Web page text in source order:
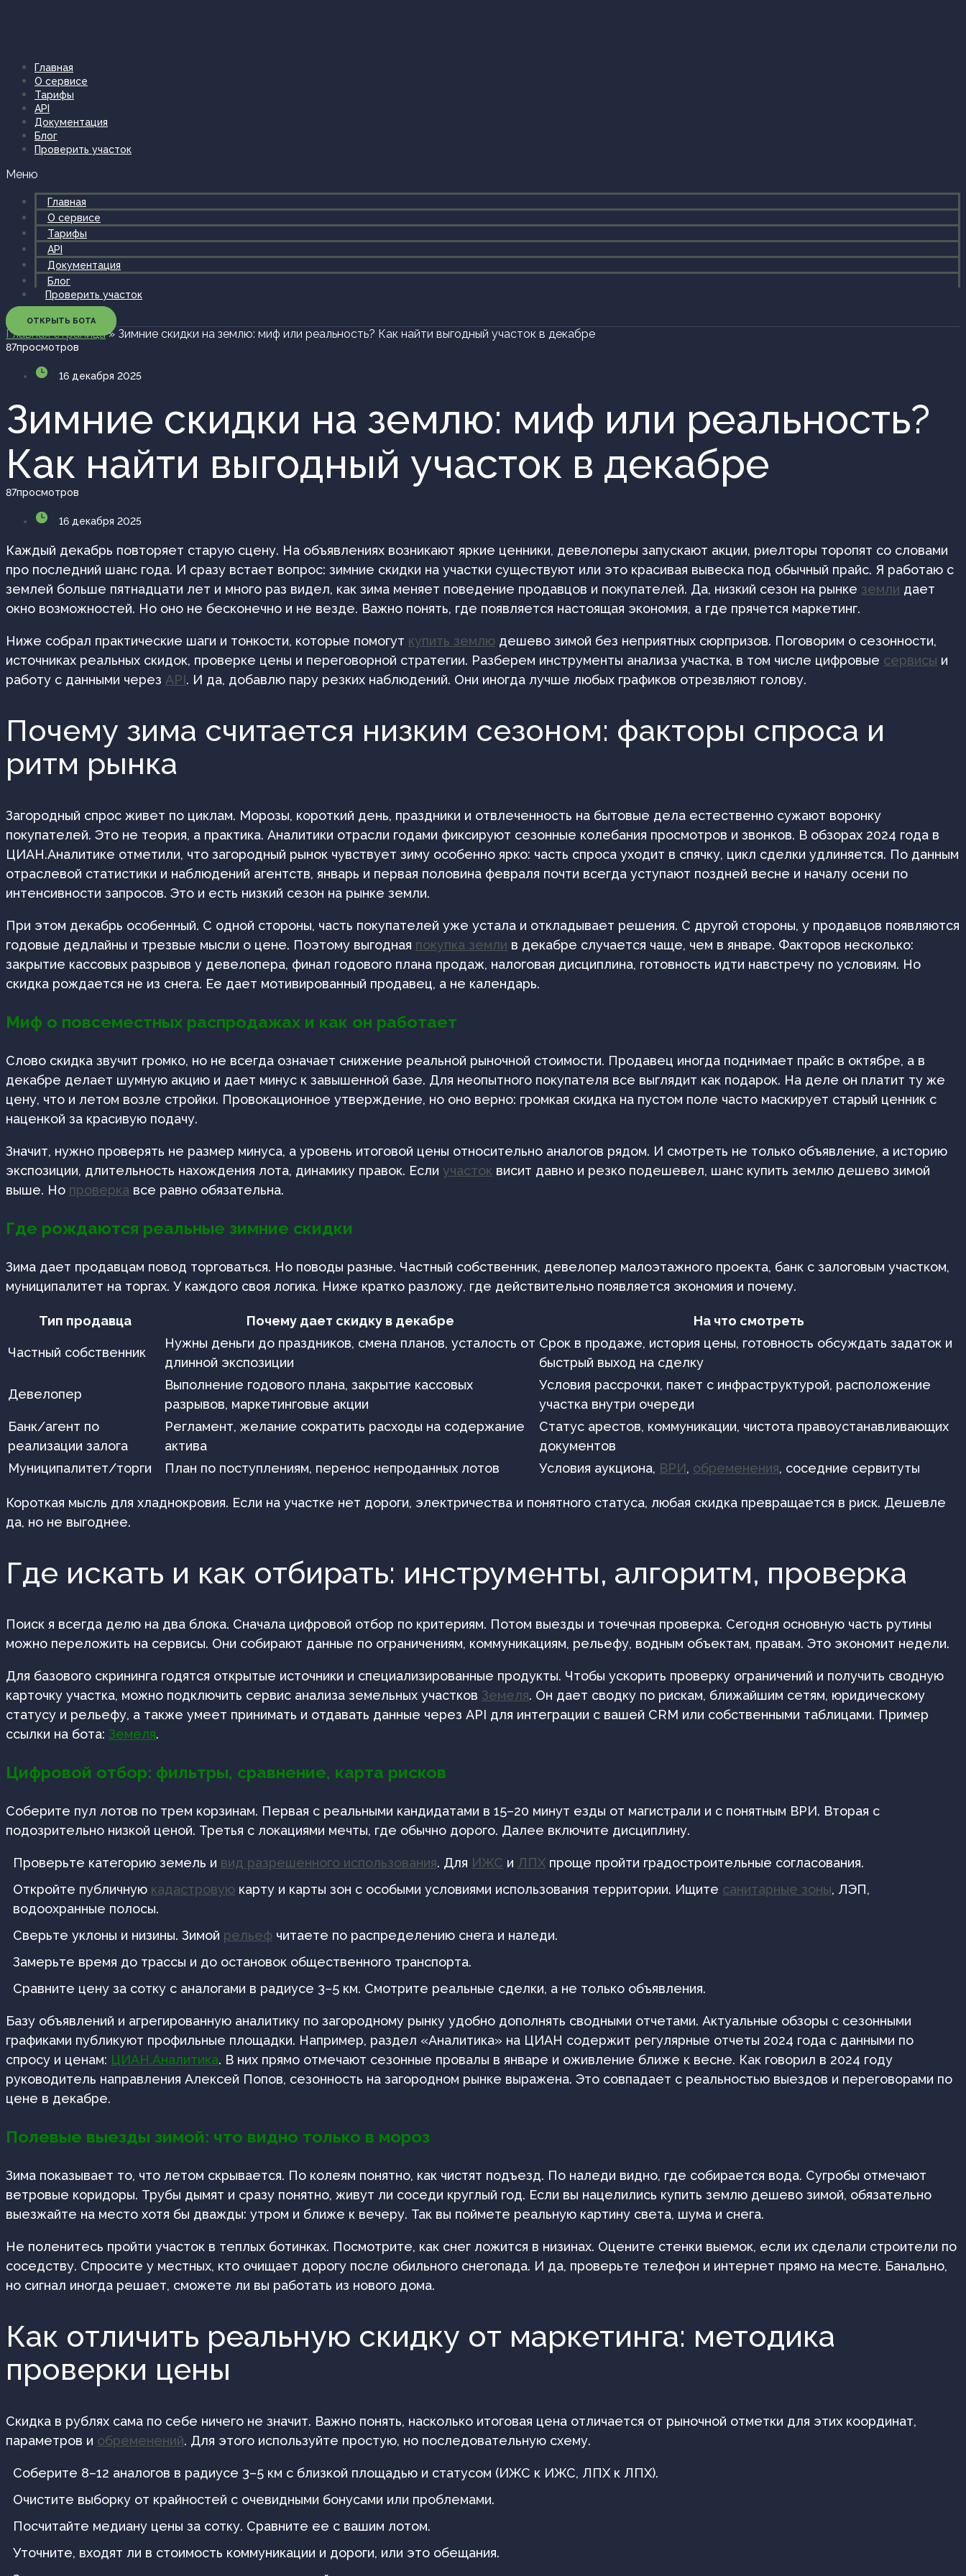
Главная
О сервисе
Тарифы
API
Документация
Блог
Проверить участок
Меню
Главная
О сервисе
Тарифы
API
Документация
Блог
Проверить участок
ОТКРЫТЬ БОТА
Главная страница» Зимние скидки на землю: миф или реальность? Как найти выгодный участок в декабре
просмотров
87
16 декабря 2025
Зимние скидки на землю: миф или реальность?
Как найти выгодный участок в декабре
просмотров
87
16 декабря 2025
Каждый декабрь повторяет старую сцену. На объявлениях возникают яркие ценники, девелоперы запускают акции, риелторы торопят со словами
про последний шанс года. И сразу встает вопрос: зимние скидки на участки существуют или это красивая вывеска под обычный прайс. Я работаю с
землей больше пятнадцати лет и много раз видел, как зима меняет поведение продавцов и покупателей. Да, низкий сезон на рынке земли дает
окно возможностей. Но оно не бесконечно и не везде. Важно понять, где появляется настоящая экономия, а где прячется маркетинг.
Ниже собрал практические шаги и тонкости, которые помогут купить землю дешево зимой без неприятных сюрпризов. Поговорим о сезонности,
источниках реальных скидок, проверке цены и переговорной стратегии. Разберем инструменты анализа участка, в том числе цифровые сервисы и
работу с данными через API. И да, добавлю пару резких наблюдений. Они иногда лучше любых графиков отрезвляют голову.
Почему зима считается низким сезоном: факторы спроса и
ритм рынка
Загородный спрос живет по циклам. Морозы, короткий день, праздники и отвлеченность на бытовые дела естественно сужают воронку
покупателей. Это не теория, а практика. Аналитики отрасли годами фиксируют сезонные колебания просмотров и звонков. В обзорах 2024 года в
ЦИАН.Аналитике отметили, что загородный рынок чувствует зиму особенно ярко: часть спроса уходит в спячку, цикл сделки удлиняется. По данным
отраслевой статистики и наблюдений агентств, январь и первая половина февраля почти всегда уступают поздней весне и началу осени по
интенсивности запросов. Это и есть низкий сезон на рынке земли.
При этом декабрь особенный. С одной стороны, часть покупателей уже устала и откладывает решения. С другой стороны, у продавцов появляются
годовые дедлайны и трезвые мысли о цене. Поэтому выгодная покупка земли в декабре случается чаще, чем в январе. Факторов несколько:
закрытие кассовых разрывов у девелопера, финал годового плана продаж, налоговая дисциплина, готовность идти навстречу по условиям. Но
скидка рождается не из снега. Ее дает мотивированный продавец, а не календарь.
Миф о повсеместных распродажах и как он работает
Слово скидка звучит громко, но не всегда означает снижение реальной рыночной стоимости. Продавец иногда поднимает прайс в октябре, а в
декабре делает шумную акцию и дает минус к завышенной базе. Для неопытного покупателя все выглядит как подарок. На деле он платит ту же
цену, что и летом возле стройки. Провокационное утверждение, но оно верно: громкая скидка на пустом поле часто маскирует старый ценник с
наценкой за красивую подачу.
Значит, нужно проверять не размер минуса, а уровень итоговой цены относительно аналогов рядом. И смотреть не только объявление, а историю
экспозиции, длительность нахождения лота, динамику правок. Если участок висит давно и резко подешевел, шанс купить землю дешево зимой
выше. Но проверка все равно обязательна.
Где рождаются реальные зимние скидки
Зима дает продавцам повод торговаться. Но поводы разные. Частный собственник, девелопер малоэтажного проекта, банк с залоговым участком,
муниципалитет на торгах. У каждого своя логика. Ниже кратко разложу, где действительно появляется экономия и почему.
Тип продавца Почему дает скидку в декабре На что смотреть
Частный собственник
Нужны деньги до праздников, смена планов, усталость от
длинной экспозиции
Срок в продаже, история цены, готовность обсуждать задаток и
быстрый выход на сделку
Девелопер
Выполнение годового плана, закрытие кассовых
разрывов, маркетинговые акции
Условия рассрочки, пакет с инфраструктурой, расположение
участка внутри очереди
Банк/агент по
реализации залога
Регламент, желание сократить расходы на содержание
актива
Статус арестов, коммуникации, чистота правоустанавливающих
документов
Муниципалитет/торги
План по поступлениям, перенос непроданных лотов Условия аукциона, ВРИ, обременения, соседние сервитуты
Короткая мысль для хладнокровия. Если на участке нет дороги, электричества и понятного статуса, любая скидка превращается в риск. Дешевле
да, но не выгоднее.
Где искать и как отбирать: инструменты, алгоритм, проверка
Поиск я всегда делю на два блока. Сначала цифровой отбор по критериям. Потом выезды и точечная проверка. Сегодня основную часть рутины
можно переложить на сервисы. Они собирают данные по ограничениям, коммуникациям, рельефу, водным объектам, правам. Это экономит недели.
Для базового скрининга годятся открытые источники и специализированные продукты. Чтобы ускорить проверку ограничений и получить сводную
карточку участка, можно подключить сервис анализа земельных участков Земеля. Он дает сводку по рискам, ближайшим сетям, юридическому
статусу и рельефу, а также умеет принимать и отдавать данные через API для интеграции с вашей CRM или собственными таблицами. Пример
ссылки на бота: Земеля.
Цифровой отбор: фильтры, сравнение, карта рисков
Соберите пул лотов по трем корзинам. Первая с реальными кандидатами в 15–20 минут езды от магистрали и с понятным ВРИ. Вторая с
подозрительно низкой ценой. Третья с локациями мечты, где обычно дорого. Далее включите дисциплину.
Проверьте категорию земель и вид разрешенного использования. Для ИЖС и ЛПХ проще пройти градостроительные согласования.
Откройте публичную кадастровую карту и карты зон с особыми условиями использования территории. Ищите санитарные зоны, ЛЭП,
водоохранные полосы.
Сверьте уклоны и низины. Зимой рельеф читаете по распределению снега и наледи.
Замерьте время до трассы и до остановок общественного транспорта.
Сравните цену за сотку с аналогами в радиусе 3–5 км. Смотрите реальные сделки, а не только объявления.
Базу объявлений и агрегированную аналитику по загородному рынку удобно дополнять сводными отчетами. Актуальные обзоры с сезонными
графиками публикуют профильные площадки. Например, раздел «Аналитика» на ЦИАН содержит регулярные отчеты 2024 года с данными по
спросу и ценам: ЦИАН.Аналитика. В них прямо отмечают сезонные провалы в январе и оживление ближе к весне. Как говорил в 2024 году
руководитель направления Алексей Попов, сезонность на загородном рынке выражена. Это совпадает с реальностью выездов и переговорами по
цене в декабре.
Полевые выезды зимой: что видно только в мороз
Зима показывает то, что летом скрывается. По колеям понятно, как чистят подъезд. По наледи видно, где собирается вода. Сугробы отмечают
ветровые коридоры. Трубы дымят и сразу понятно, живут ли соседи круглый год. Если вы нацелились купить землю дешево зимой, обязательно
выезжайте на место хотя бы дважды: утром и ближе к вечеру. Так вы поймете реальную картину света, шума и снега.
Не поленитесь пройти участок в теплых ботинках. Посмотрите, как снег ложится в низинах. Оцените стенки выемок, если их сделали строители по
соседству. Спросите у местных, кто очищает дорогу после обильного снегопада. И да, проверьте телефон и интернет прямо на месте. Банально,
но сигнал иногда решает, сможете ли вы работать из нового дома.
Как отличить реальную скидку от маркетинга: методика
проверки цены
Скидка в рублях сама по себе ничего не значит. Важно понять, насколько итоговая цена отличается от рыночной отметки для этих координат,
параметров и обременений. Для этого используйте простую, но последовательную схему.
Соберите 8–12 аналогов в радиусе 3–5 км с близкой площадью и статусом (ИЖС к ИЖС, ЛПХ к ЛПХ).
Очистите выборку от крайностей с очевидными бонусами или проблемами.
Посчитайте медиану цены за сотку. Сравните ее с вашим лотом.
Уточните, входят ли в стоимость коммуникации и дороги, или это обещания.